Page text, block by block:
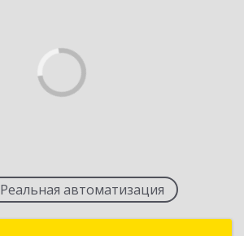
Реальная автоматизация